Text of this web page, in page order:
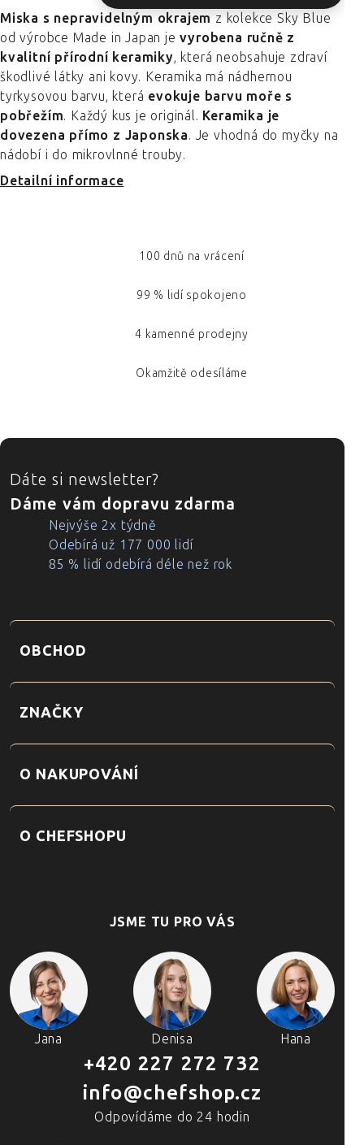
Miska s nepravidelným okrajem z kolekce Sky Blue
od výrobce Made in Japan je vyrobena ručně z
kvalitní přírodní keramiky, která neobsahuje zdraví
škodlivé látky ani kovy. Keramika má nádhernou
tyrkysovou barvu, která evokuje barvu moře s
pobřežím. Každý kus je originál. Keramika je
dovezena přímo z Japonska. Je vhodná do myčky na
nádobí i do mikrovlnné trouby.
Detailní informace
100 dnů na vrácení
99 % lidí spokojeno
4 kamenné prodejny
Okamžitě odesíláme
ZÁPATÍ
Dáte si newsletter?
Dáme vám dopravu zdarma
Nejvýše 2x týdně
Odebírá už 177 000 lidí
85 % lidí odebírá déle než rok
OBCHOD
ZNAČKY
O NAKUPOVÁNÍ
O CHEFSHOPU
JSME TU PRO VÁS
Jana Denisa Hana
+420 227 272 732
info@chefshop.cz
Odpovídáme do 24 hodin